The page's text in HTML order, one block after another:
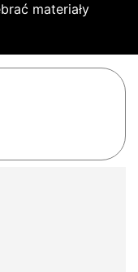
materiały